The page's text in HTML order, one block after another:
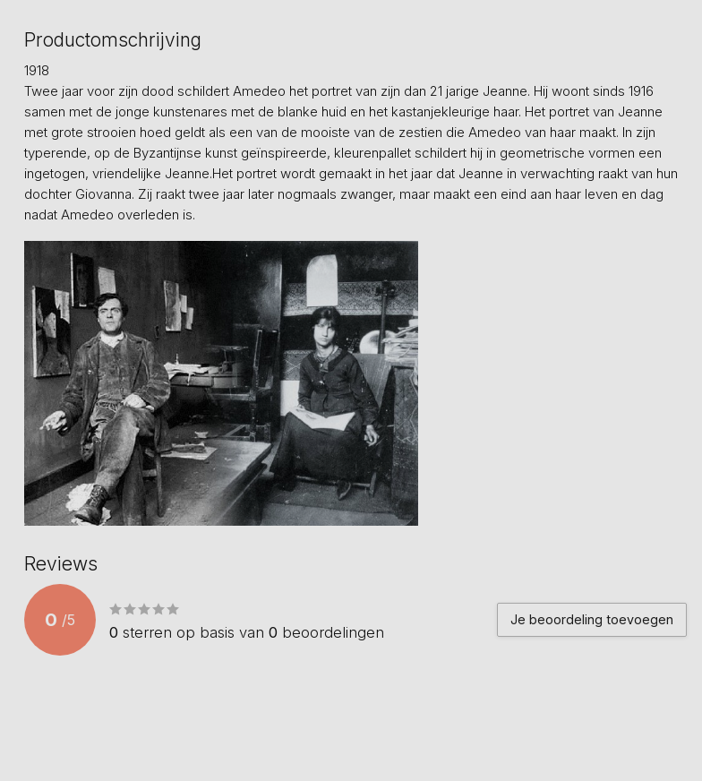
Productomschrijving
1918
Twee jaar voor zijn dood schildert Amedeo het portret van zijn dan 21 jarige Jeanne. Hij woont sinds 1916
samen met de jonge kunstenares met de blanke huid en het kastanjekleurige haar. Het portret van Jeanne
met grote strooien hoed geldt als een van de mooiste van de zestien die Amedeo van haar maakt. In zijn
typerende, op de Byzantijnse kunst geïnspireerde, kleurenpallet schildert hij in geometrische vormen een
ingetogen, vriendelijke Jeanne.Het portret wordt gemaakt in het jaar dat Jeanne in verwachting raakt van hun
dochter Giovanna. Zij raakt twee jaar later nogmaals zwanger, maar maakt een eind aan haar leven en dag
nadat Amedeo overleden is.
Reviews
0 /5
0 sterren op basis van 0 beoordelingen
Je beoordeling toevoegen